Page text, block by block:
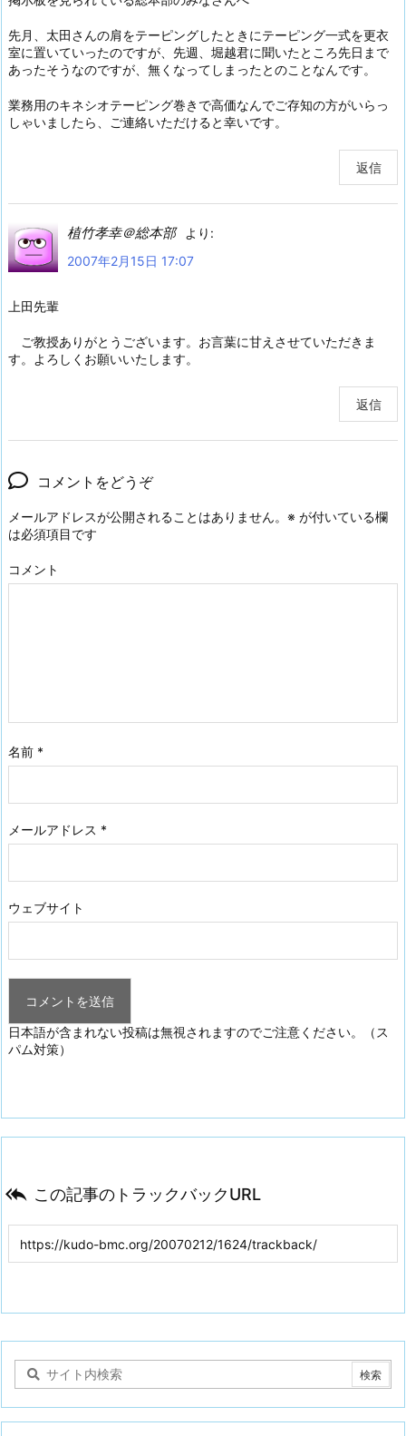
先月、太田さんの肩をテーピングしたときにテーピング一式を更衣
室に置いていったのですが、先週、堀越君に聞いたところ先日まで
あったそうなのですが、無くなってしまったとのことなんです。
業務用のキネシオテーピング巻きで高価なんでご存知の方がいらっ
しゃいましたら、ご連絡いただけると幸いです。
返信
植竹孝幸＠総本部
より:
2007年2月15日 17:07
上田先輩
ご教授ありがとうございます。お言葉に甘えさせていただきま
す。よろしくお願いいたします。
返信
コメントをどうぞ
メールアドレスが公開されることはありません。 ※ が付いている欄
は必須項目です
コメント
名前 *
メールアドレス *
ウェブサイト
日本語が含まれない投稿は無視されますのでご注意ください。（ス
パム対策）
 この記事のトラックバックURL